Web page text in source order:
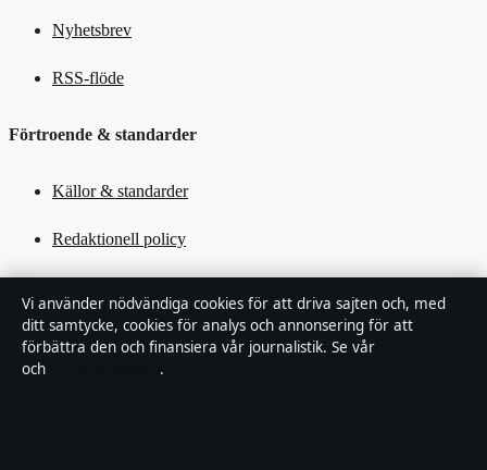
Nyhetsbrev
RSS-flöde
Förtroende & standarder
Källor & standarder
Redaktionell policy
Tillgänglighetsredogörelse
Vi använder nödvändiga cookies för att driva sajten och, med
ditt samtycke, cookies för analys och annonsering för att
förbättra den och finansiera vår journalistik. Se vår
och
.